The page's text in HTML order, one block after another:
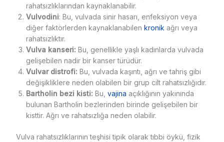
rahatsızlıklarından kaynaklanabilir.
Vulvodini: Bu, vulvada sinir hasarı, enfeksiyon veya
diğer faktörlerden kaynaklanabilen kronik ağrı veya
rahatsızlıktır.
Vulva kanseri: Bu, genellikle yaşlı kadınlarda vulvada
gelişebilen nadir bir kanser türüdür.
Vulvar distrofi: Bu, vulvada kaşıntı, ağrı ve tahriş gibi
değişikliklere neden olabilen bir grup cilt rahatsızlığıdır.
Bartholin bezi kisti: Bu, vajina açıklığının yakınında
bulunan Bartholin bezlerinden birinde gelişebilen bir
kisttir. Ağrı ve rahatsızlığa neden olabilir.
Vulva rahatsızlıklarının teşhisi tipik olarak tıbbi öykü, fizik